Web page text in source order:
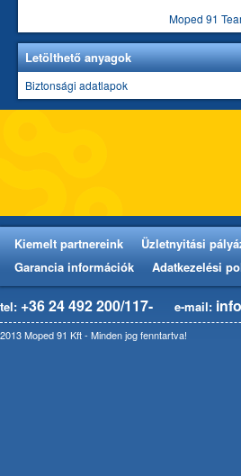
Moped 91
Letölthető anyagok
Biztonsági adatlapok
Kiemelt partnereink Üzletnyitási
Garancia információk
Adatkezelési
tel: +36 24 492 200/117- e-mail:
2013 Moped 91 Kft - Minden jog fenntartva!